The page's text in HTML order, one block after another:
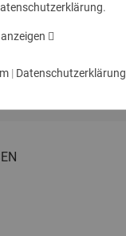
.
| Datenschutzerklärung